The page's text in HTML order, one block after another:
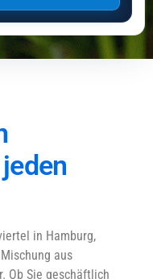
in Hamburg,
aus
Ob Sie geschäftlich